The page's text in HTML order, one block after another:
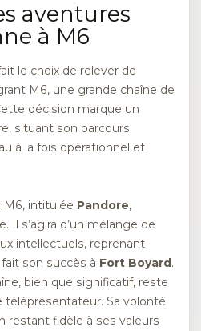
aventures
à M6
le choix de relever de
M6, une grande chaîne de
décision marque un
situant son parcours
à la fois opérationnel et
M6, intitulée Pandore,
Il s’agira d’un mélange de
intellectuels, reprenant
fait son succès à Fort Boyard.
bien que significatif, reste
téléprésentateur. Sa volonté
restant fidèle à ses valeurs